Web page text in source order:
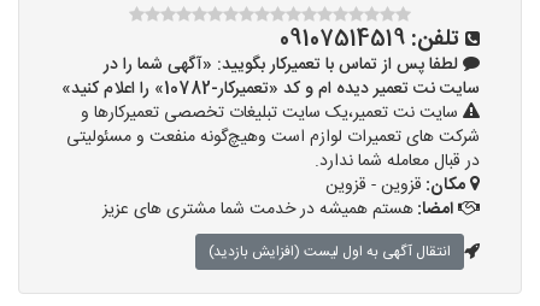
تلفن: 09107514519
لطفا پس از تماس با تعمیرکار بگویید: «آگهی شما را در
سایت نت تعمیر دیده ام و کد «تعمیرکار-10782» را اعلام کنید»
سایت نت تعمیر،یک سایت تبلیغات تخصصی تعمیرکارها و
شرکت های تعمیرات لوازم است وهیچ‌گونه منفعت و مسئولیتی
در قبال معامله شما ندارد.
مکان: قزوین - قزوین
امضا:هستم همیشه در خدمت شما مشتری های عزیز
انتقال آگهی به اول لیست (افزایش بازدید)